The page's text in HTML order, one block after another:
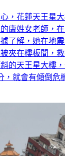
，花蓮天王星
康姓女老師，
了解，她在地
夾在樓板間，
的天王星大樓
，就會有傾倒危